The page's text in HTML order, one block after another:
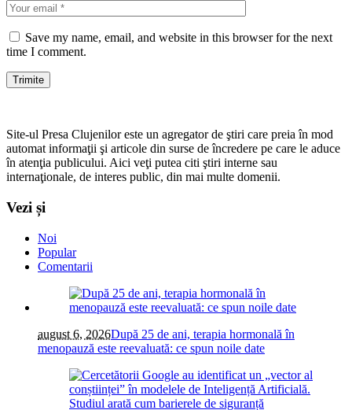
Save my name, email, and website in this browser for the next
time I comment.
Site-ul Presa Clujenilor este un agregator de ştiri care preia în mod
automat informaţii şi articole din surse de încredere pe care le aduce
în atenţia publicului. Aici veţi putea citi ştiri interne sau
internaţionale, de interes public, din mai multe domenii.
Vezi și
Noi
Popular
Comentarii
august 6, 2026După 25 de ani, terapia hormonală în
menopauză este reevaluată: ce spun noile date